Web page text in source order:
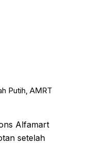
Alfamart
setelah